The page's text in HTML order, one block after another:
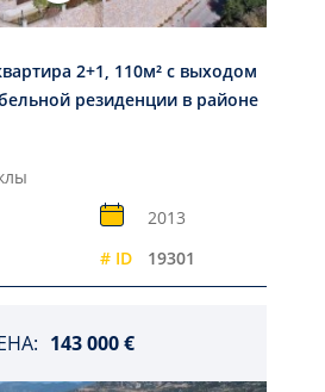
2+1, 110м² с выходом
резиденции в районе
2013
# ID 19301
143 000 €